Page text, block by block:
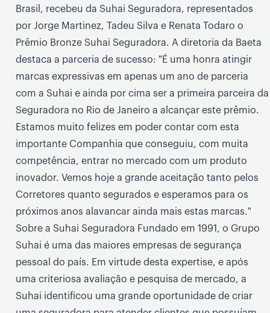
Brasil, recebeu da Suhai Seguradora, representados
por Jorge Martinez, Tadeu Silva e Renata Todaro o
Prêmio Bronze Suhai Seguradora. A diretoria da Baeta
destaca a parceria de sucesso: "É uma honra atingir
marcas expressivas em apenas um ano de parceria
com a Suhai e ainda por cima ser a primeira parceira da
Seguradora no Rio de Janeiro a alcançar este prêmio.
Estamos muito felizes em poder contar com esta
importante Companhia que conseguiu, com muita
competência, entrar no mercado com um produto
inovador. Vemos hoje a grande aceitação tanto pelos
Corretores quanto segurados e esperamos para os
próximos anos alavancar ainda mais estas marcas."
Sobre a Suhai Seguradora Fundado em 1991, o Grupo
Suhai é uma das maiores empresas de segurança
pessoal do país. Em virtude desta expertise, e após
uma criteriosa avaliação e pesquisa de mercado, a
Suhai identificou uma grande oportunidade de criar